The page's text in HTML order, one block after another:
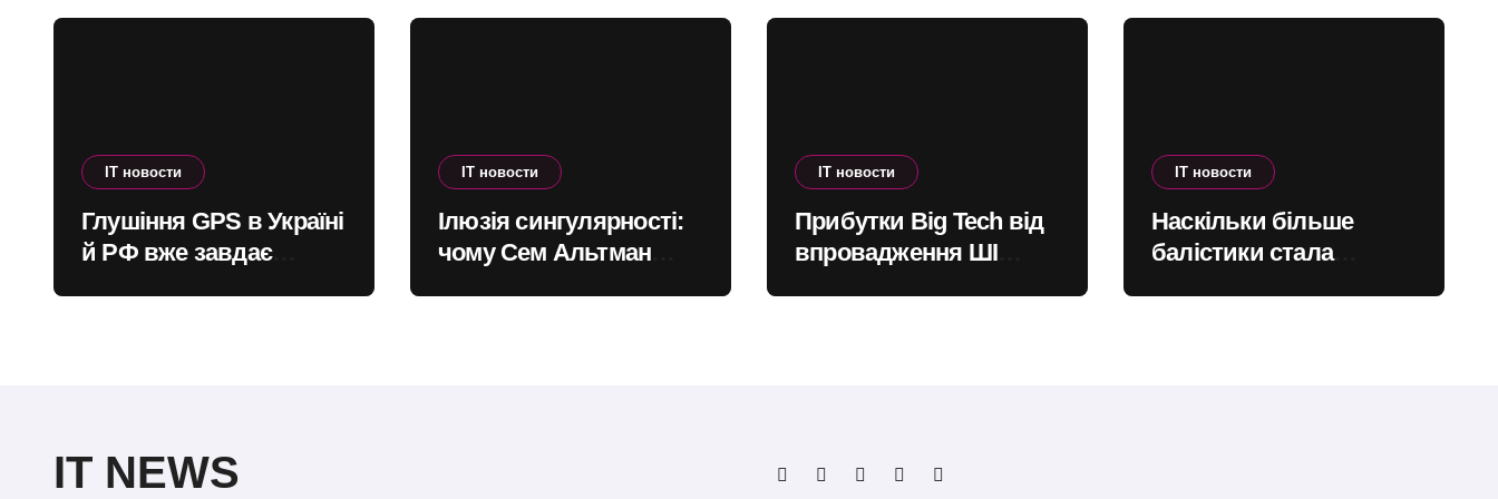
IT новости
Глушіння GPS в Україні
й РФ вже завдає
IT новости
Ілюзія сингулярності:
чому Сем Альтман
IT новости
Прибутки Big Tech від
впровадження ШІ
IT новости
Наскільки більше
балістики стала
IT NEWS